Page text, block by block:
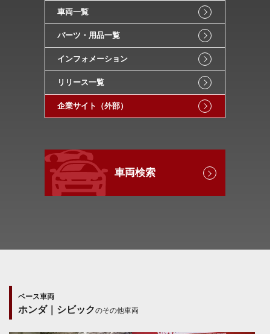
車両一覧
パーツ・用品一覧
インフォメーション
リリース一覧
企業サイト（外部）
車両検索
ベース車両
ホンダ｜シビックのその他車両